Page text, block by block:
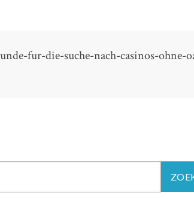
fur-die-suche-nach-casinos-ohne-